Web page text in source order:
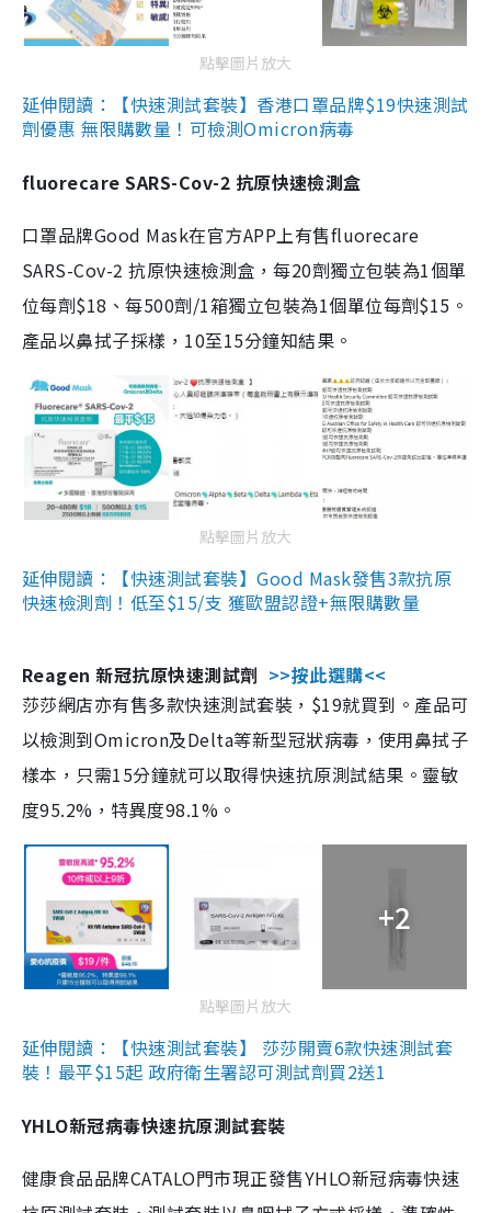
點擊圖片放大
延伸閱讀：【快速測試套裝】香港口罩品牌$19快速測試
劑優惠 無限購數量！可檢測Omicron病毒
fluorecare SARS-Cov-2 抗原快速檢測盒
口罩品牌Good Mask在官方APP上有售fluorecare
SARS-Cov-2 抗原快速檢測盒，每20劑獨立包裝為1個單
位每劑$18、每500劑/1箱獨立包裝為1個單位每劑$15。
產品以鼻拭子採樣，10至15分鐘知結果。
點擊圖片放大
延伸閱讀：【快速測試套裝】Good Mask發售3款抗原
快速檢測劑！低至$15/支 獲歐盟認證+無限購數量
Reagen 新冠抗原快速測試劑 >>按此選購<<
莎莎網店亦有售多款快速測試套裝，$19就買到。產品可
以檢測到Omicron及Delta等新型冠狀病毒，使用鼻拭子
樣本，只需15分鐘就可以取得快速抗原測試結果。靈敏
度95.2%，特異度98.1%。
+2
點擊圖片放大
延伸閱讀：【快速測試套裝】 莎莎開賣6款快速測試套
裝！最平$15起 政府衛生署認可測試劑買2送1
YHLO新冠病毒快速抗原測試套裝
健康食品品牌CATALO門市現正發售YHLO新冠病毒快速